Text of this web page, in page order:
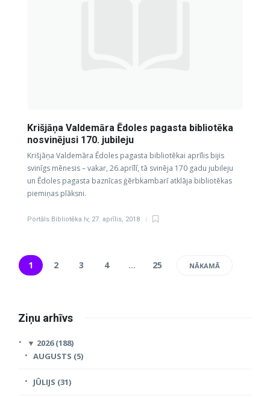
Krišjāņa Valdemāra Ēdoles pagasta bibliotēka
nosvinējusi 170. jubileju
Krišjāņa Valdemāra Ēdoles pagasta bibliotēkai aprīlis bijis
svinīgs mēnesis – vakar, 26.aprīlī, tā svinēja 170 gadu jubileju
un Ēdoles pagasta baznīcas ģērbkambarī atklāja bibliotēkas
piemiņas plāksni.
Portāls Bibliotēka.lv, 27. aprīlis, 2018
1 2 3 4 … 25 NĀKAMĀ
Ziņu arhīvs
▼ 2026 (188)
AUGUSTS (5)
JŪLIJS (31)